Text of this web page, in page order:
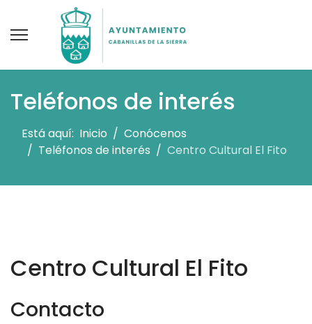
Teléfonos de interés
Está aquí: Inicio
Conócenos
Teléfonos de interés
Centro Cultural El Fito
Centro Cultural El Fito
Contacto